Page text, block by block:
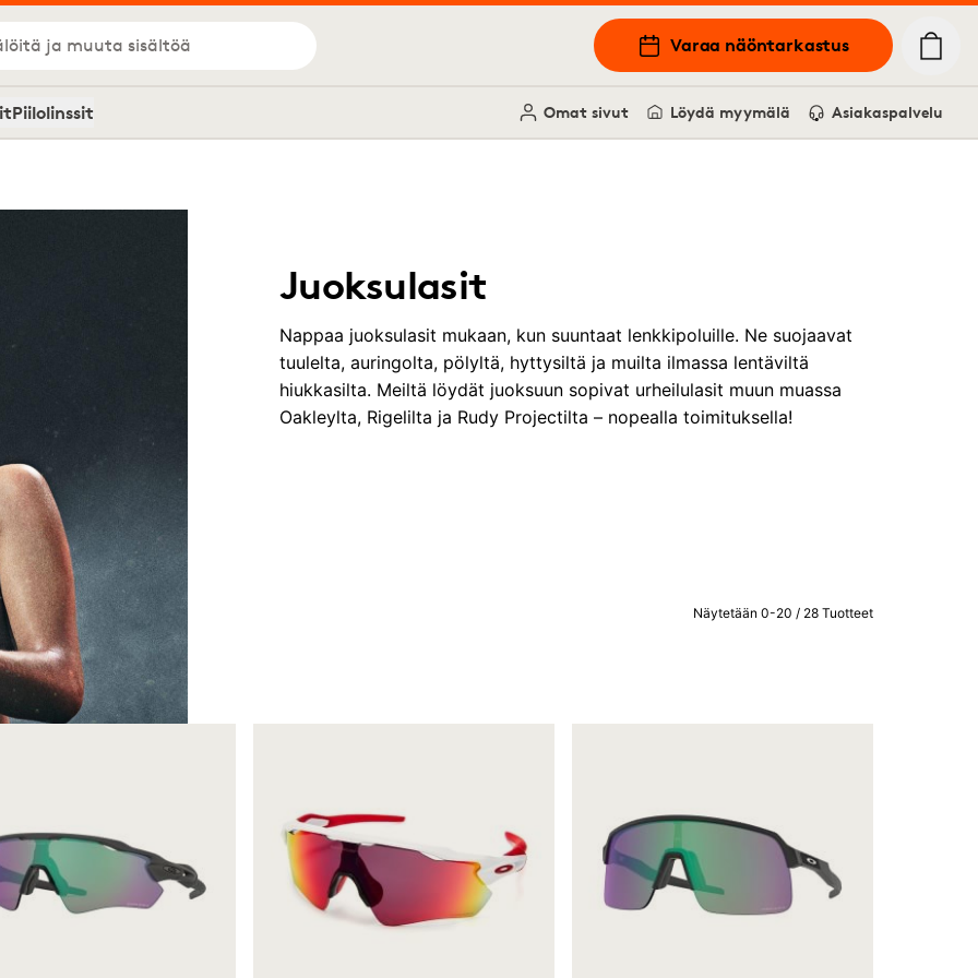
ja muuta sisältöä Varaa näöntarkastus
Piilolinssit Omat sivut Löydä myymälä Asiakaspalvelu
Juoksulasit
Nappaa juoksulasit mukaan, kun suuntaat lenkkipoluille. Ne suojaavat
tuulelta, auringolta, pölyltä, hyttysiltä ja muilta ilmassa lentäviltä
hiukkasilta. Meiltä löydät juoksuun sopivat urheilulasit muun muassa
Oakleylta, Rigelilta ja Rudy Projectilta – nopealla toimituksella!
Näytetään 0-20 / 28 Tuotteet